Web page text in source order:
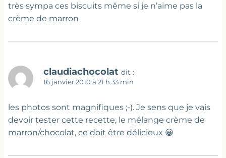
très sympa ces biscuits même si je n’aime pas la
crème de marron
claudiachocolat dit :
16 janvier 2010 à 21 h 33 min
les photos sont magnifiques ;-). Je sens que je vais
devoir tester cette recette, le mélange crème de
marron/chocolat, ce doit être délicieux 😀